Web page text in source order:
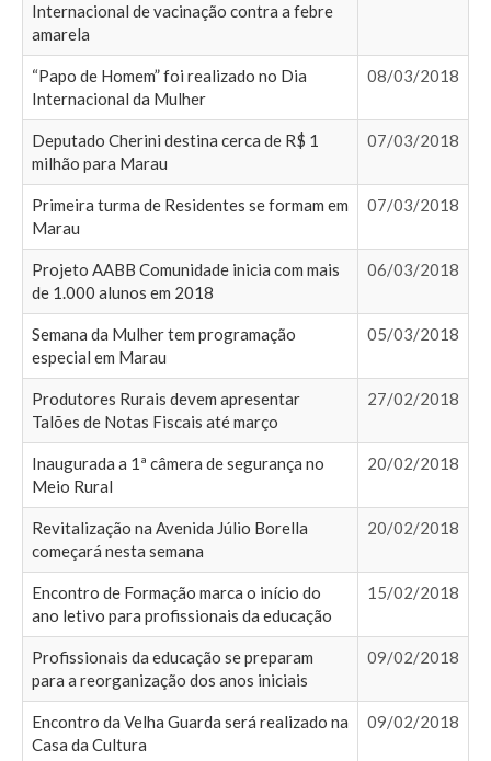
Internacional de vacinação contra a febre
amarela
“Papo de Homem” foi realizado no Dia
Internacional da Mulher
08/03/2018
Deputado Cherini destina cerca de R$ 1
milhão para Marau
07/03/2018
Primeira turma de Residentes se formam em
Marau
07/03/2018
Projeto AABB Comunidade inicia com mais
de 1.000 alunos em 2018
06/03/2018
Semana da Mulher tem programação
especial em Marau
05/03/2018
Produtores Rurais devem apresentar
Talões de Notas Fiscais até março
27/02/2018
Inaugurada a 1ª câmera de segurança no
Meio Rural
20/02/2018
Revitalização na Avenida Júlio Borella
começará nesta semana
20/02/2018
Encontro de Formação marca o início do
ano letivo para profissionais da educação
15/02/2018
Profissionais da educação se preparam
para a reorganização dos anos iniciais
09/02/2018
Encontro da Velha Guarda será realizado na
Casa da Cultura
09/02/2018